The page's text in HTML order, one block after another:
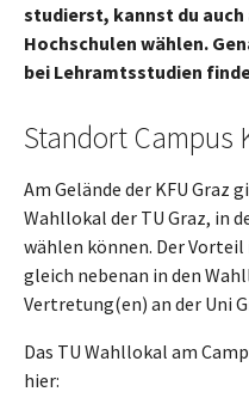
studierst, kannst du auch
Hochschulen wählen.
bei Lehramtsstudien
Standort Campus
Am Gelände der KFU Graz
Wahllokal der TU Graz, in
wählen können. Der Vorteil
gleich nebenan in den
Vertretung(en) an der Uni
Das TU Wahllokal am
hier: